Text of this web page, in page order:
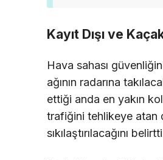
Kayıt Dışı ve
Hava sahası
ağının radarına
ettiği anda en yakın
trafiğini tehlikeye atan
sıkılaştırılacağını